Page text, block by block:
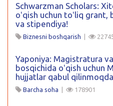
Schwarzman Scholars:
oʻqish uchun toʻliq
va stipendiya!
Biznesni boshqarish |
Yaponiya: Magistratura
bosqichida oʻqish uchun
hujjatlar qabul
Barcha soha | 178901